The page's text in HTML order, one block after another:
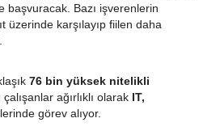
başvuracak. Bazı işverenlerin
üzerinde karşılayıp fiilen daha
76 bin yüksek nitelikli
ağırlıklı olarak IT,
görev alıyor.